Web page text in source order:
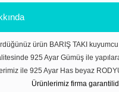
ürün BARIŞ TAKI kuyumcu
925 Ayar Gümüş ile
ile 925 Ayar Has beyaz
Ürünlerimiz firma